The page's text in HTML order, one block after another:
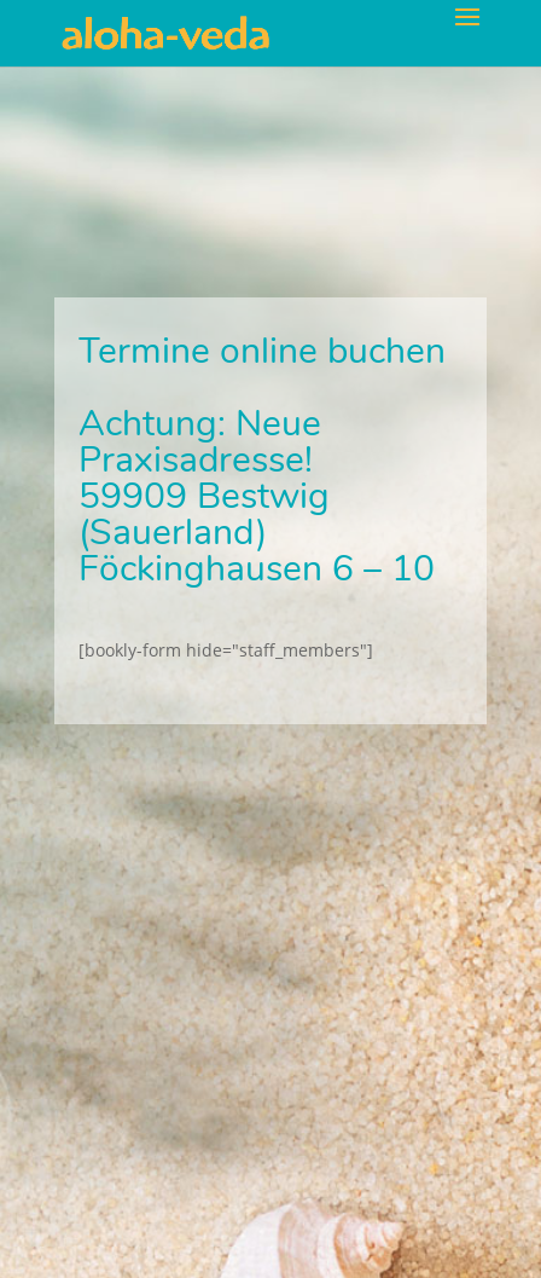
Termine online buchen
Achtung: Neue
Praxisadresse!
59909 Bestwig
(Sauerland)
Föckinghausen 6 – 10
[bookly-form hide="staff_members"]